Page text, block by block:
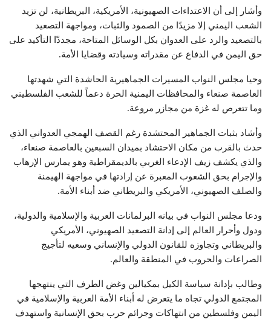
وأشار إلى أن الاعتداءات الصهيونية، الأمريكية، البريطانية، لن تزيد
الشعب اليمني إلا مزيدًا من الصمود والثبات، ومواجهة التصعيد
بالتصعيد والرد على العدوان بكل الوسائل المتاحة، مجددّا التأكيد على
حق اليمن في الدفاع عن مقدراته وسيادته وقضايا الأمة.
وحيا مجلس النواب المسيرات الجماهيرية الحاشدة التي شهدتها
العاصمة صنعاء والمحافظات اليمنية الحرة دعماً للشعب الفلسطيني
وما تتعرص له غزة من مجازر مروعة.
وأشاد بثبات الجماهير المحتشدة رغم القصف الهمجي العدواني الذي
حدث بالقرب من مكان الاحتشاد بميدان السبعين بالعاصمة صنعاء،
والذي يكشف زيف الإدعاء الغربي بالديمقراطية وهو يمارس الإرهاب
والإجرام بحق الشعوب المعبرة عن إرادتها في مواجهة الهيمنة
والصلف الصهيوني، الأمريكي والبريطاني ضد أبناء الأمة.
ودعا مجلس النواب في بيانه البرلمانات العربية والإسلامية والدولية،
ودول وأحرار العالم إلى إدانة التصعيد الصهيوني، الأمريكي
والبريطاني وتجاوزه للقانون الدولي والإنساني وسعيه لتأجيج
الصراعات والحروب في المنطقة والعالم.
وطالب بإدانة سياسة الكيل بمكيالين وغض الطرف التي ينتهجها
المجتمع الدولي تجاه ما يتعرض له أبناء الأمة العربية والإسلامية في
اليمن وفلسطين من انتهاكات وجرائم حرب بحق الإنسانية واستهدف